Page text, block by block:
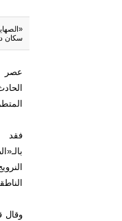
سكان
عصر
فقد
وقال